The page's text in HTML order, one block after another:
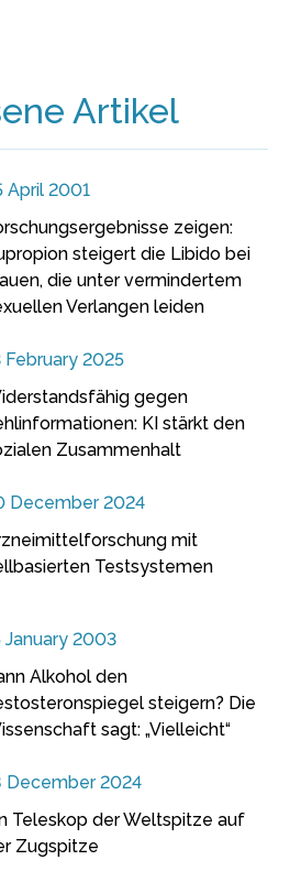
Artikel
April 2001
zeigen:
steigert die Libido bei
die unter vermindertem
Verlangen leiden
February 2025
gegen
KI stärkt den
Zusammenhalt
December 2024
mit
Testsystemen
January 2003
Alkohol den
steigern? Die
sagt: „Vielleicht“
December 2024
Teleskop der Weltspitze auf
Zugspitze